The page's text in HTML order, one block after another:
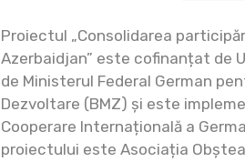
Proiectul „Consolidarea
Azerbaidjan” este cofinanțat de
de Ministerul Federal German
Dezvoltare (BMZ) și este
Cooperare Internațională a
proiectului este Asociația